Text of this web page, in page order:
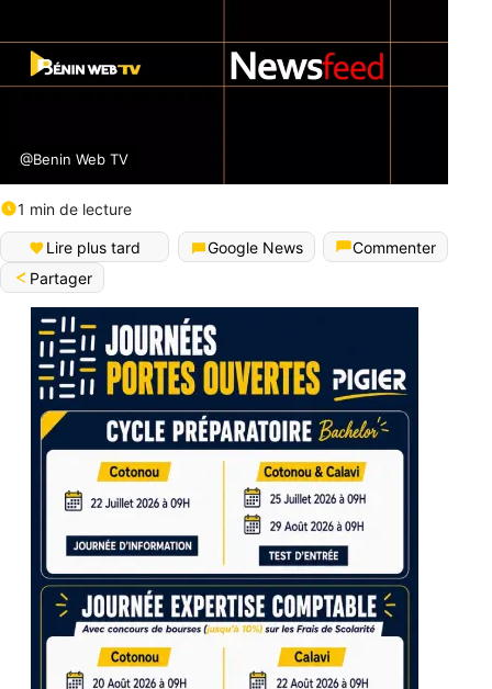
@Benin Web TV
1 min de lecture
Lire plus tard Google News
Commenter
Partager